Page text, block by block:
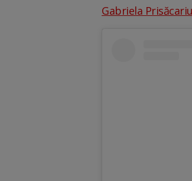
Gabriela